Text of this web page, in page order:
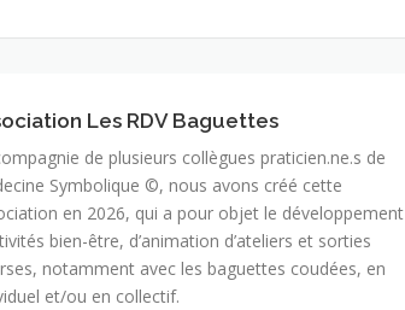
Les RDV Baguettes
de plusieurs collègues praticien.ne.s de
Symbolique ©, nous avons créé cette
en 2026, qui a pour objet le développement
bien-être, d’animation d’ateliers et sorties
notamment avec les baguettes coudées, en
et/ou en collectif.